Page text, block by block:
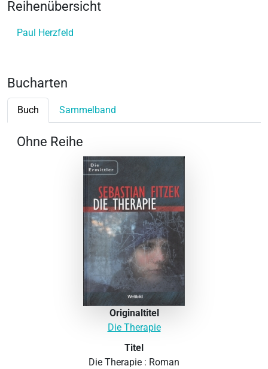
Reihenübersicht
Paul Herzfeld
Bucharten
Buch Sammelband
Ohne Reihe
Originaltitel
Die Therapie
Titel
Die Therapie : Roman